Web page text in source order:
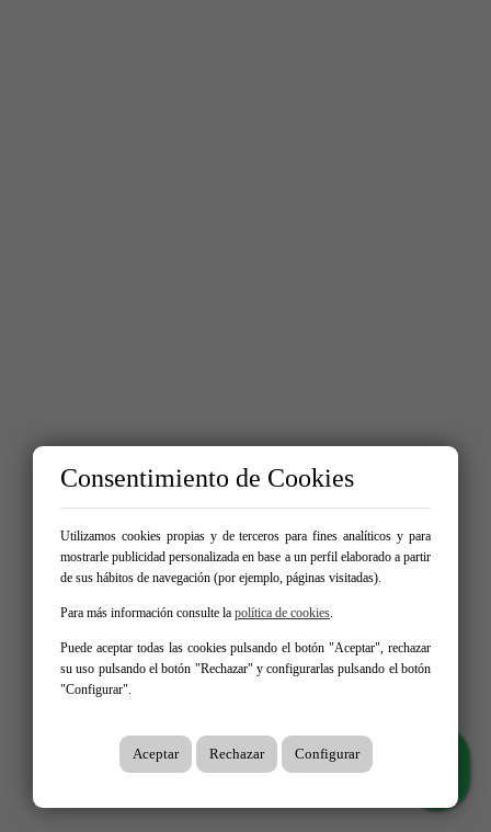
Consentimiento de Cookies
Utilizamos cookies propias y de terceros para fines analíticos y para
mostrarle publicidad personalizada en base a un perfil elaborado a partir
de sus hábitos de navegación (por ejemplo, páginas visitadas).
Para más información consulte la política de cookies.
Puede aceptar todas las cookies pulsando el botón "Aceptar", rechazar
su uso pulsando el botón "Rechazar" y configurarlas pulsando el botón
"Configurar".
Aceptar Rechazar Configurar